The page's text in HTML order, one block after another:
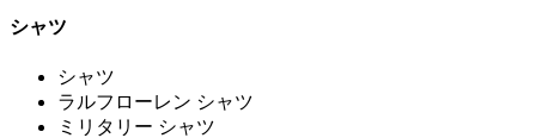
シャツ
シャツ
ラルフローレン シャツ
ミリタリー シャツ